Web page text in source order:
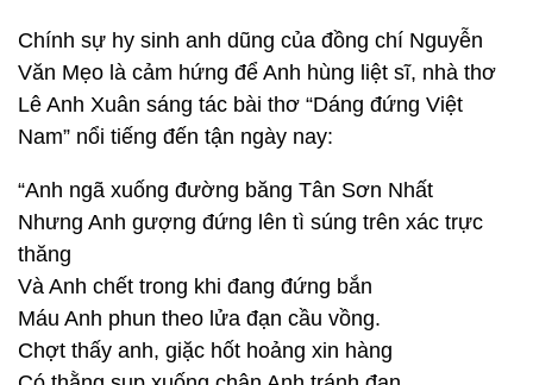
Chính sự hy sinh anh dũng của đồng chí Nguyễn
Văn Mẹo là cảm hứng để Anh hùng liệt sĩ, nhà thơ
Lê Anh Xuân sáng tác bài thơ “Dáng đứng Việt
Nam” nổi tiếng đến tận ngày nay:
“Anh ngã xuống đường băng Tân Sơn Nhất
Nhưng Anh gượng đứng lên tì súng trên xác trực
thăng
Và Anh chết trong khi đang đứng bắn
Máu Anh phun theo lửa đạn cầu vồng.
Chợt thấy anh, giặc hốt hoảng xin hàng